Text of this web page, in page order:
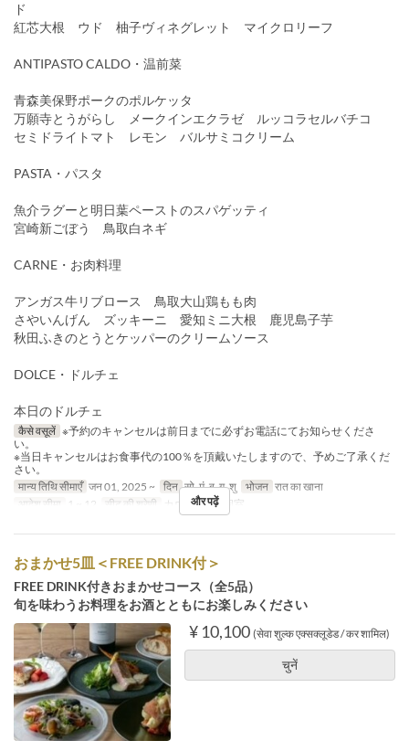
ド
紅芯大根 ウド 柚子ヴィネグレット マイクロリーフ
ANTIPASTO CALDO・温前菜
青森美保野ポークのポルケッタ
万願寺とうがらし メークインエクラゼ ルッコラセルバチコ
セミドライトマト レモン バルサミコクリーム
PASTA・パスタ
魚介ラグーと明日葉ペーストのスパゲッティ
宮崎新ごぼう 鳥取白ネギ
CARNE・お肉料理
アンガス牛リブロース 鳥取大山鶏もも肉
さやいんげん ズッキーニ 愛知ミニ大根 鹿児島子芋
秋田ふきのとうとケッパーのクリームソース
DOLCE・ドルチェ
本日のドルチェ
कैसे वसूलें ※予約のキャンセルは前日までに必ずお電話にてお知らせくださ
い。
※当日キャンセルはお食事代の100％を頂戴いたしますので、予めご了承くだ
さい。
मान्य तिथि सीमाएँ जन 01, 2025 ~ दिन सो, मं, बु, गु, शु भोजन रात का खाना
आदेश सीमा
1 ~ 12 सीट की श्रेणी カウンター, 個室
और पढ़ें
おまかせ5皿＜FREE DRINK付＞
FREE DRINK付きおまかせコース（全5品）
旬を味わうお料理をお酒とともにお楽しみください
¥ 10,100 (सेवा शुल्क एक्सक्लूडेड / कर शामिल)
चुनें